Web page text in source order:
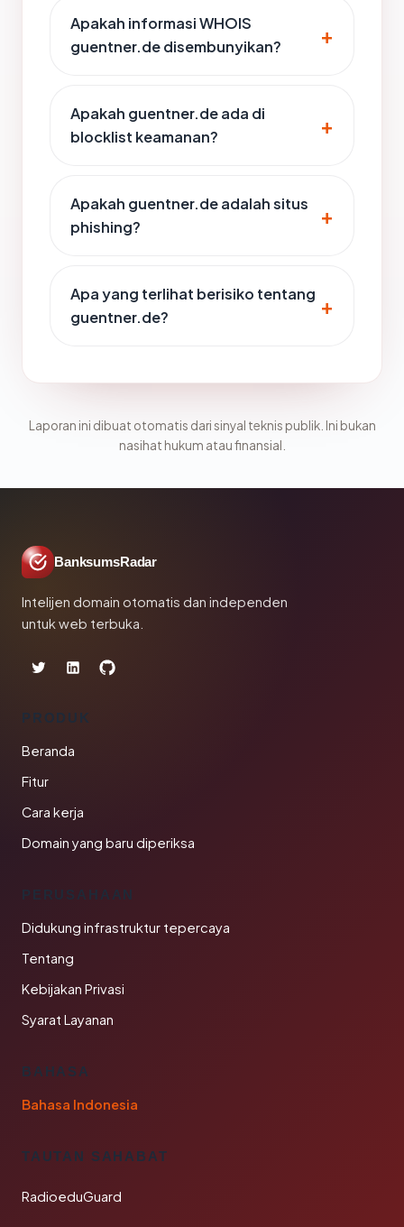
Apakah informasi WHOIS
guentner.de disembunyikan?
Apakah guentner.de ada di
blocklist keamanan?
Apakah guentner.de adalah situs
phishing?
Apa yang terlihat berisiko tentang
guentner.de?
Laporan ini dibuat otomatis dari sinyal teknis publik. Ini bukan
nasihat hukum atau finansial.
BanksumsRadar
Intelijen domain otomatis dan independen
untuk web terbuka.
PRODUK
Beranda
Fitur
Cara kerja
Domain yang baru diperiksa
PERUSAHAAN
Didukung infrastruktur tepercaya
Tentang
Kebijakan Privasi
Syarat Layanan
BAHASA
Bahasa Indonesia
TAUTAN SAHABAT
RadioeduGuard